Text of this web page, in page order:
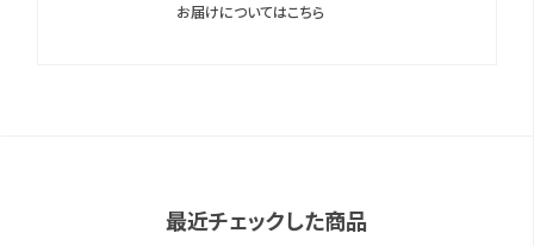
お届けについてはこちら
最近チェックした商品